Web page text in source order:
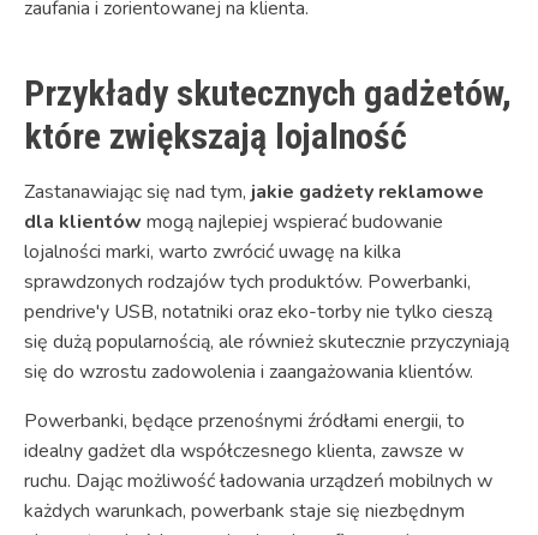
zaufania i zorientowanej na klienta.
Przykłady skutecznych gadżetów,
które zwiększają lojalność
Zastanawiając się nad tym, jakie gadżety reklamowe
dla klientów mogą najlepiej wspierać budowanie
lojalności marki, warto zwrócić uwagę na kilka
sprawdzonych rodzajów tych produktów. Powerbanki,
pendrive'y USB, notatniki oraz eko-torby nie tylko cieszą
się dużą popularnością, ale również skutecznie przyczyniają
się do wzrostu zadowolenia i zaangażowania klientów.
Powerbanki, będące przenośnymi źródłami energii, to
idealny gadżet dla współczesnego klienta, zawsze w
ruchu. Dając możliwość ładowania urządzeń mobilnych w
każdych warunkach, powerbank staje się niezbędnym